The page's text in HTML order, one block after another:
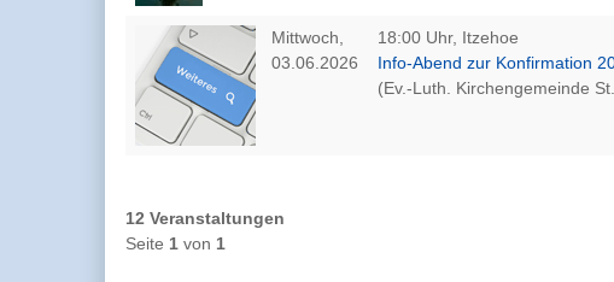
Mittwoch,
03.06.2026
18:00 Uhr, Itzehoe
Info-Abend zur Konfirmation
(Ev.-Luth. Kirchengemeinde
12 Veranstaltungen
Seite 1 von 1